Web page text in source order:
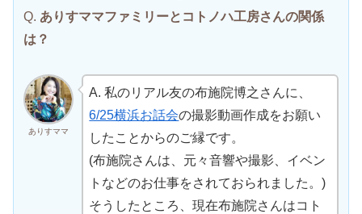
Q. ありすママファミリーとコトノハ工房さんの関係
は？
ありすママ
A. 私のリアル友の布施院博之さんに、
6/25横浜お話会の撮影動画作成をお願い
したことからのご縁です。
(布施院さんは、元々音響や撮影、イベン
トなどのお仕事をされておられました。)
そうしたところ、現在布施院さんはコト